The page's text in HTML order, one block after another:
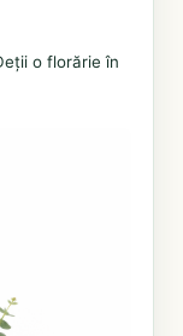
o florărie în